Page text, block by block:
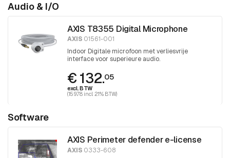
Audio & I/O
AXIS T8355 Digital Microphone
AXIS 01561-001
Indoor Digitale microfoon met verliesvrije
interface voor superieure audio.
€ 132.05
excl. BTW
(159.78 incl. 21% BTW)
Software
AXIS Perimeter defender e-license
AXIS 0333-608